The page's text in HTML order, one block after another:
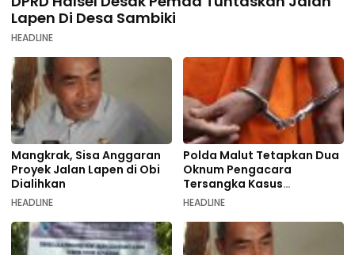
Lapen Di Desa Sambiki
HEADLINE
Mangkrak, Sisa Anggaran
Proyek Jalan Lapen di Obi
Dialihkan
HEADLINE
Polda Malut Tetapkan Dua
Oknum Pengacara
Tersangka Kasus
Pemalsuan Dokumen
HEADLINE